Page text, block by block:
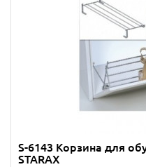
S-6143 Корзина для
STARAX